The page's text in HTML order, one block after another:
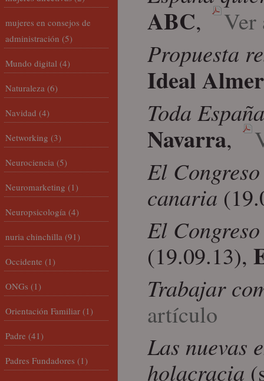
ABC,
Ver
Propuesta
Ideal
Toda
Navarra,
El
canaria
El
(19.09.13),
Trabajar
artículo
Las nuevas
holacracia
mujeres en consejos de
administración (5)
Mundo digital (4)
Naturaleza (6)
Navidad (4)
Networking (3)
Neurociencia (5)
Neuromarketing (1)
Neuropsicología (4)
nuria chinchilla (91)
Occidente (1)
ONGs (1)
Orientación Familiar (1)
Padre (41)
Padres Fundadores (1)